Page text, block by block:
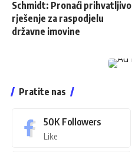
Schmidt: Pronaći prihvatljivo
rješenje za raspodjelu
državne imovine
Pratite nas
50K Followers
Like